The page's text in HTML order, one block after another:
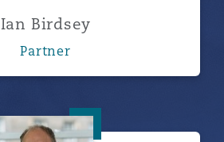
Ian Birdsey
Partner
Andrew Constable